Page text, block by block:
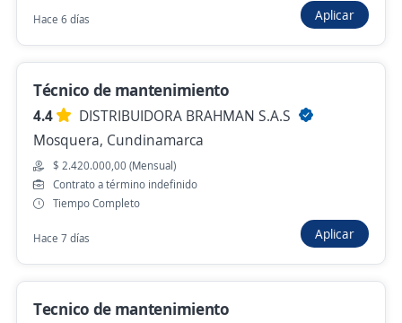
Iselco ltda
Hace 5 días
Auxiliar de Logística Tecnólogo Graduado
4,5
Dar Ayuda Temporal
Mosquera, Cundinamarca
Hace 5 días
Se precisa Urgente Empleo destacado
Hace 6 días Aplicar
Técnico de mantenimiento
4.4
DISTRIBUIDORA BRAHMAN S.A.S
Mosquera, Cundinamarca
$ 2.420.000,00 (Mensual)
Contrato a término indefinido
Tiempo Completo
Hace 7 días Aplicar
Tecnico de mantenimiento